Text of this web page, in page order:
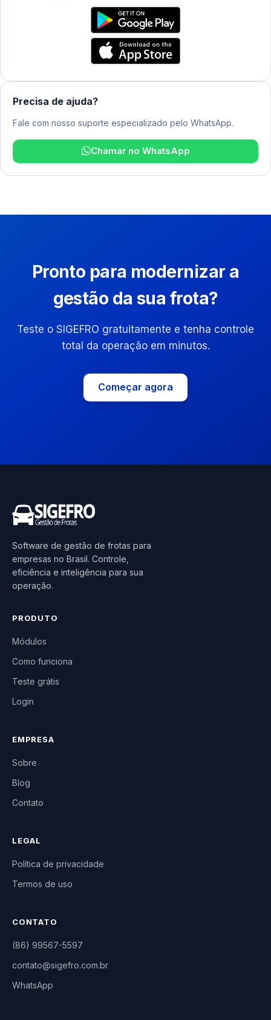
Precisa de ajuda?
Fale com nosso suporte especializado pelo WhatsApp.
Chamar no WhatsApp
Pronto para modernizar a
gestão da sua frota?
Teste o SIGEFRO gratuitamente e tenha controle
total da operação em minutos.
Começar agora
Software de gestão de frotas para
empresas no Brasil. Controle,
eficiência e inteligência para sua
operação.
PRODUTO
Módulos
Como funciona
Teste grátis
Login
EMPRESA
Sobre
Blog
Contato
LEGAL
Política de privacidade
Termos de uso
CONTATO
(86) 99567-5597
contato@sigefro.com.br
WhatsApp